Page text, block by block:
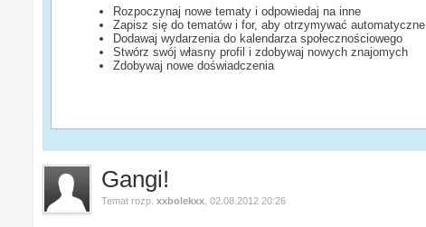
Rozpoczynaj nowe tematy i odpowiedaj na inne
Zapisz się do tematów i for, aby otrzymywać
Dodawaj wydarzenia do kalendarza społecznościowego
Stwórz swój własny profil i zdobywaj nowych znajomych
Zdobywaj nowe doświadczenia
Gangi!
Temat rozp.xxbolekxx ,02.08.2012 20:26